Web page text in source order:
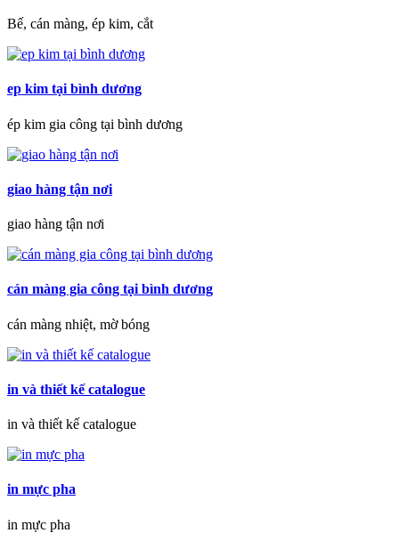
Bế, cán màng, ép kim, cắt
ep kim tại bình dương
ép kim gia công tại bình dương
giao hàng tận nơi
giao hàng tận nơi
cán màng gia công tại bình dương
cán màng nhiệt, mờ bóng
in và thiết kế catalogue
in và thiết kế catalogue
in mực pha
in mực pha